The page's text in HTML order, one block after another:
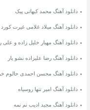
دانلود آهنگ محمد کیهانی پیک
دانلود آهنگ میلاد غلامی غیرت کورد
دانلود آهنگ مهیار خلیل زاده و
دانلود آهنگ رضا علیزاده نشو یار
دانلود آهنگ محسن احمدی حالوم
دانلود آهنگ امیر تنها روسیاه
دانلود آهنگ مجید ادیب نم نمه